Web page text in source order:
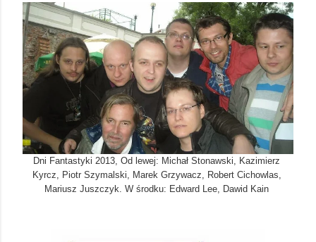
Dni Fantastyki 2013, Od lewej: Michał Stonawski, Kazimierz
Kyrcz, Piotr Szymalski, Marek Grzywacz, Robert Cichowlas,
Mariusz Juszczyk. W środku: Edward Lee, Dawid Kain